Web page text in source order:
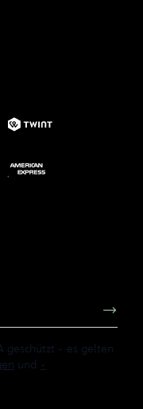
geschützt - es gelten
und -